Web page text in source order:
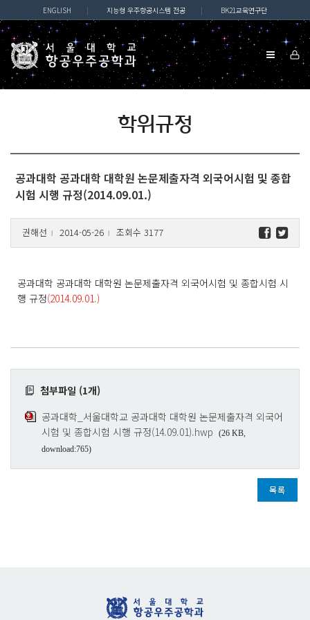
ENGLISH | 지능형 우주항공시스템 전공 | BK21교육연구단
학위규정
공과대학 공과대학 대학원 논문제출자격 외국어시험 및 종합
시험 시행 규정(2014.09.01.)
권해선 l 2014-05-26 l 조회수 3177
공과대학 공과대학 대학원 논문제출자격 외국어시험 및 종합시험 시
행 규정(2014.09.01.)
첨부파일 (1개)
공과대학_서울대학교 공과대학 대학원 논문제출자격 외국어
시험 및 종합시험 시행 규정(14.09.01).hwp
(26 KB,
download:765)
목록